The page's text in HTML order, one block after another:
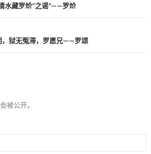
水藏罗炌”之谣“——罗炌
，狱无冤滞，罗愿兄——罗颂
被公开。